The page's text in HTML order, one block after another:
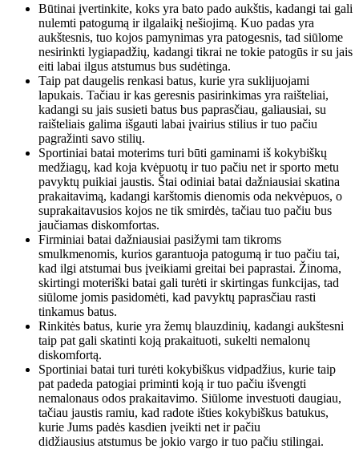
Būtinai įvertinkite, koks yra bato pado aukštis, kadangi tai gali
nulemti patogumą ir ilgalaikį nešiojimą. Kuo padas yra
aukštesnis, tuo kojos pamynimas yra patogesnis, tad siūlome
nesirinkti lygiapadžių, kadangi tikrai ne tokie patogūs ir su jais
eiti labai ilgus atstumus bus sudėtinga.
Taip pat daugelis renkasi batus, kurie yra suklijuojami
lapukais. Tačiau ir kas geresnis pasirinkimas yra raišteliai,
kadangi su jais susieti batus bus paprasčiau, galiausiai, su
raišteliais galima išgauti labai įvairius stilius ir tuo pačiu
pagražinti savo stilių.
Sportiniai batai moterims turi būti gaminami iš kokybiškų
medžiagų, kad koja kvėpuotų ir tuo pačiu net ir sporto metu
pavyktų puikiai jaustis. Štai odiniai batai dažniausiai skatina
prakaitavimą, kadangi karštomis dienomis oda nekvėpuos, o
suprakaitavusios kojos ne tik smirdės, tačiau tuo pačiu bus
jaučiamas diskomfortas.
Firminiai batai dažniausiai pasižymi tam tikroms
smulkmenomis, kurios garantuoja patogumą ir tuo pačiu tai,
kad ilgi atstumai bus įveikiami greitai bei paprastai. Žinoma,
skirtingi moteriški batai gali turėti ir skirtingas funkcijas, tad
siūlome jomis pasidomėti, kad pavyktų paprasčiau rasti
tinkamus batus.
Rinkitės batus, kurie yra žemų blauzdinių, kadangi aukštesni
taip pat gali skatinti koją prakaituoti, sukelti nemalonų
diskomfortą.
Sportiniai batai turi turėti kokybiškus vidpadžius, kurie taip
pat padeda patogiai priminti koją ir tuo pačiu išvengti
nemalonaus odos prakaitavimo. Siūlome investuoti daugiau,
tačiau jaustis ramiu, kad radote išties kokybiškus batukus,
kurie Jums padės kasdien įveikti net ir pačiu
didžiausius atstumus be jokio vargo ir tuo pačiu stilingai.